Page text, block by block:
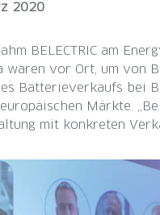
2020
BELECTRIC am
waren vor Ort, um von
Batterieverkaufs bei
Märkte.
mit konkreten